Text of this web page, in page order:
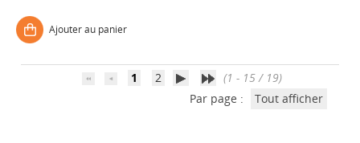
Ajouter au panier
1 2
(1 - 15 / 19)
Par page :
Tout afficher
déconnecter)